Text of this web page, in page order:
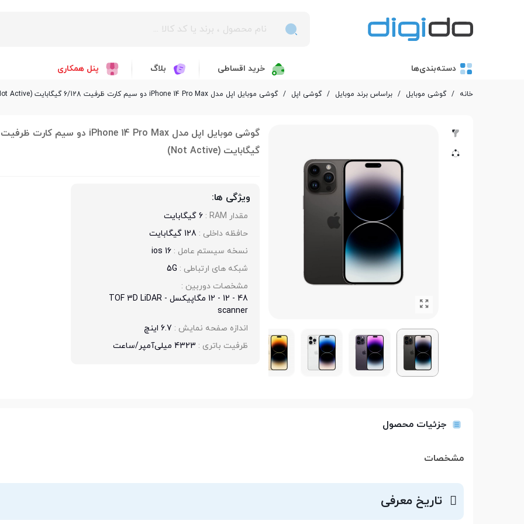
دسته‌بندی‌ها خرید اقساطی بلاگ پنل همکاری
خانه / گوشی موبایل / بر‌اساس برند موبایل / گوشی اپل / گوشی موبایل اپل مدل iPhone 14 Pro Max دو سیم کارت ظرفیت 6/128 گیگابایت (Not Active)
گیگابایت (Not Active)
ویژگی ها:
مقدار RAM :
6 گیگابایت
حافظه داخلی : 128 گیگابایت
نسخه سیستم عامل : ios 16
شبکه های ارتباطی : 5G
مشخصات دوربین :
48 - 12 - 12 مگاپیکسل - TOF 3D LiDAR
scanner
اندازه صفحه نمایش : 6.7 اینچ
ظرفیت باتری : 4323 میلی‌آمپر/ساعت
جزئیات محصول
مشخصات
تاریخ معرفی